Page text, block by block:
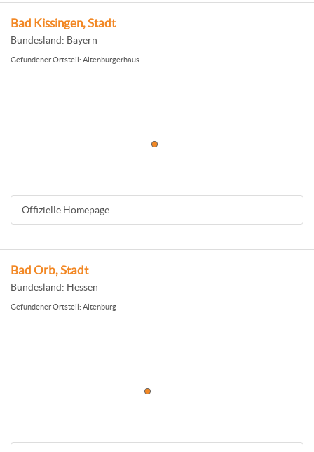
Bad Kissingen, Stadt
Bundesland: Bayern
Gefundener Ortsteil: Altenburgerhaus
Offizielle Homepage
Bad Orb, Stadt
Bundesland: Hessen
Gefundener Ortsteil: Altenburg